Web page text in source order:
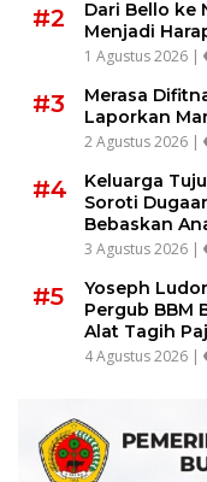
#2
Dari Bello ke
Menjadi
1 Agustus 2026 |
#3
Merasa
Laporkan
2 Agustus 2026 |
#4
Keluarga
Soroti
Bebaskan
3 Agustus 2026 |
#5
Yoseph
Pergub BBM
Alat Tagih
4 Agustus 2026 |